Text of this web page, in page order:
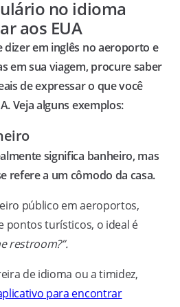
no idioma
aos EUA
dizer em inglês no aeroporto e
em sua viagem, procure saber
de expressar o que você
Veja alguns exemplos:
significa banheiro, mas
refere a um cômodo da casa.
público em aeroportos,
pontos turísticos, o ideal é
restroom?”.
de idioma ou a timidez,
para encontrar